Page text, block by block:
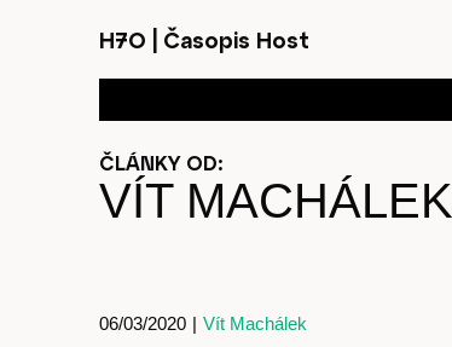
H7O Časopis Host
ČLÁNKY OD:
VÍT MACHÁLEK
06/03/2020 | Vít Machálek